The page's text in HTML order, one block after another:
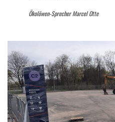
Ökolöwen-Sprecher Marcel Otte